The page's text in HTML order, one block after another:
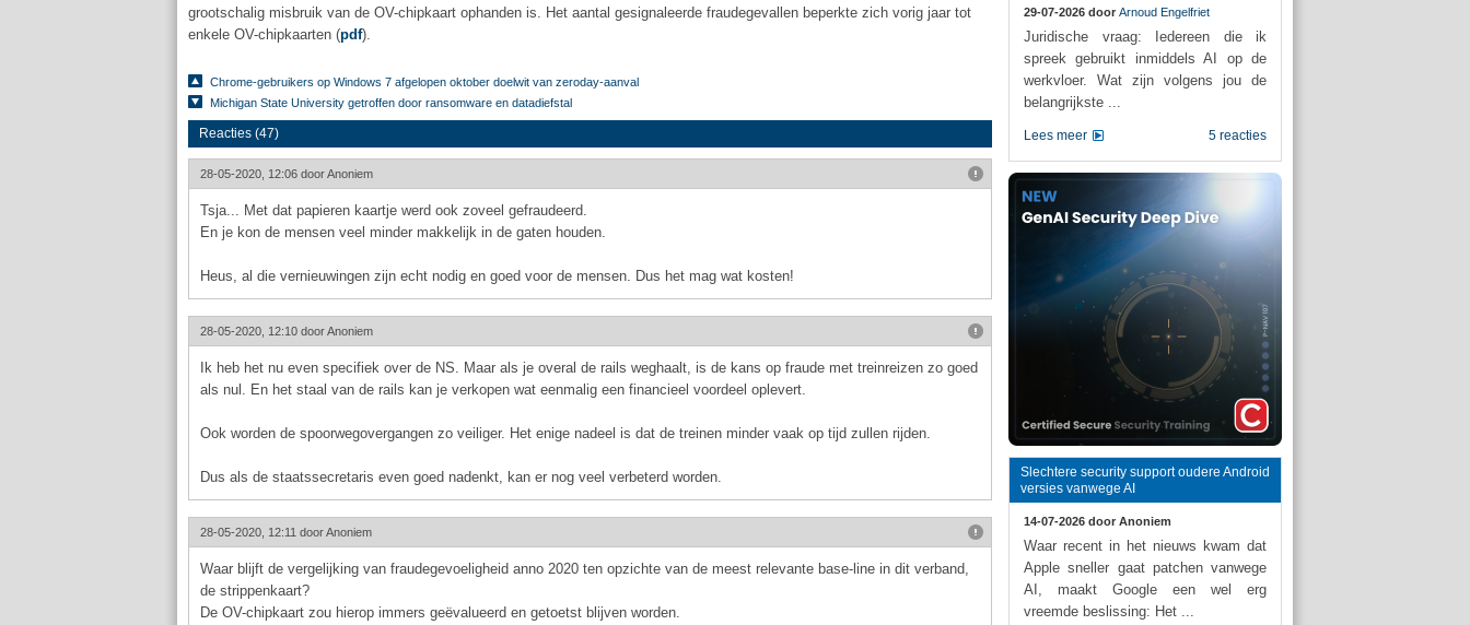
grootschalig misbruik van de OV-chipkaart ophanden is. Het aantal gesignaleerde fraudegevallen beperkte zich vorig jaar tot
enkele OV-chipkaarten (pdf).
Chrome-gebruikers op Windows 7 afgelopen oktober doelwit van zeroday-aanval
Michigan State University getroffen door ransomware en datadiefstal
Reacties (47)
28-05-2020, 12:06 doorAnoniem
Tsja... Met dat papieren kaartje werd ook zoveel gefraudeerd.
En je kon de mensen veel minder makkelijk in de gaten houden.
Heus, al die vernieuwingen zijn echt nodig en goed voor de mensen. Dus het mag wat kosten!
28-05-2020, 12:10 doorAnoniem
Ik heb het nu even specifiek over de NS. Maar als je overal de rails weghaalt, is de kans op fraude met treinreizen zo goed
als nul. En het staal van de rails kan je verkopen wat eenmalig een financieel voordeel oplevert.
Ook worden de spoorwegovergangen zo veiliger. Het enige nadeel is dat de treinen minder vaak op tijd zullen rijden.
Dus als de staatssecretaris even goed nadenkt, kan er nog veel verbeterd worden.
28-05-2020, 12:11 doorAnoniem
Waar blijft de vergelijking van fraudegevoeligheid anno 2020 ten opzichte van de meest relevante base-line in dit verband,
de strippenkaart?
De OV-chipkaart zou hierop immers geëvalueerd en getoetst blijven worden.
29-07-2026 door Arnoud Engelfriet
Juridische vraag: Iedereen die ik
spreek gebruikt inmiddels AI op de
werkvloer. Wat zijn volgens jou de
belangrijkste ...
5 reacties
Lees meer
Slechtere security support oudere Android
versies vanwege AI
14-07-2026 door Anoniem
Waar recent in het nieuws kwam dat
Apple sneller gaat patchen vanwege
AI, maakt Google een wel erg
vreemde beslissing: Het ...